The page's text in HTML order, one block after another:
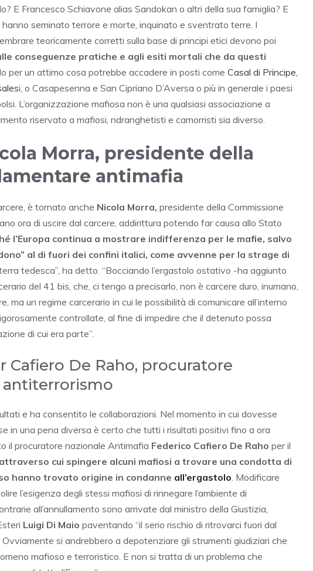
E Francesco Schiavone alias Sandokan o altri della sua famiglia? E
seminato terrore e morte, inquinato e sventrato terre. I
teoricamente corretti sulla base di principi etici devono poi
conseguenze pratiche e agli esiti mortali che da questi
per un attimo cosa potrebbe accadere in posti come Casal di Principe,
i, o Casapesenna e San Cipriano D’Aversa o più in generale i paesi
L’organizzazione mafiosa non è una qualsiasi associazione a
riservato a mafiosi, ndranghetisti e camorristi sia diverso.
Morra, presidente della
antimafia
è tornato anche Nicola Morra, presidente della Commissione
ora di uscire dal carcere, addirittura potendo far causa allo Stato
l’Europa continua a mostrare indifferenza per le mafie, salvo
al di fuori dei confini italici, come avvenne per la strage di
tedesca”, ha detto. “Bocciando l’ergastolo ostativo -ha aggiunto
del 41 bis, che, ci tengo a precisarlo, non è carcere duro, inumano,
ma un regime carcerario in cui le possibilità di comunicare all’interno
controllate, al fine di impedire che il detenuto possa
di cui era parte”.
Cafiero De Raho, procuratore
antiterrorismo
e ha consentito le collaborazioni. Nel momento in cui dovesse
in una pena diversa è certo che tutti i risultati positivi fino a ora
il procuratore nazionale Antimafia Federico Cafiero De Raho per il
cui spingere alcuni mafiosi a trovare una condotta di
hanno trovato origine in condanne all’ergastolo. Modificare
l’esigenza degli stessi mafiosi di rinnegare l’ambiente di
all’annullamento sono arrivate dal ministro della Giustizia,
Luigi Di Maio paventando “il serio rischio di ritrovarci fuori dal
Ovviamente si andrebbero a depotenziare gli strumenti giudiziari che
mafioso e terroristico. E non si tratta di un problema che